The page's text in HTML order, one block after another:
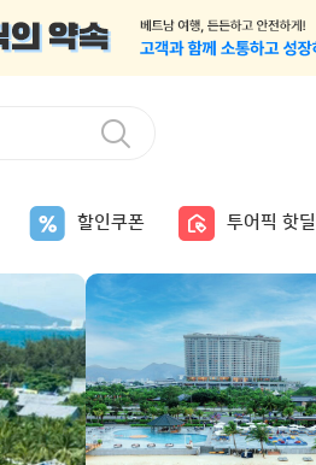
할인쿠폰 투어픽 핫딜